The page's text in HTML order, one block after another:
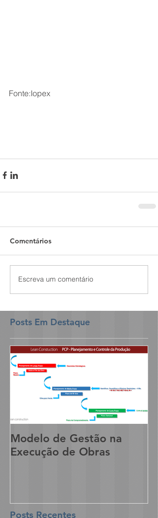
Fonte:Iopex
Comentários
Escreva um comentário
Posts Em Destaque
Modelo de Gestão na
Execução de Obras
Posts Recentes